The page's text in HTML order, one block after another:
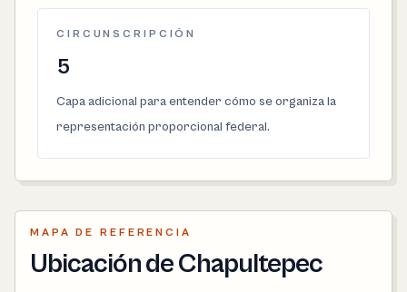
CIRCUNSCRIPCIÓN
5
Capa adicional para entender cómo se organiza la
representación proporcional federal.
MAPA DE REFERENCIA
Ubicación de Chapultepec